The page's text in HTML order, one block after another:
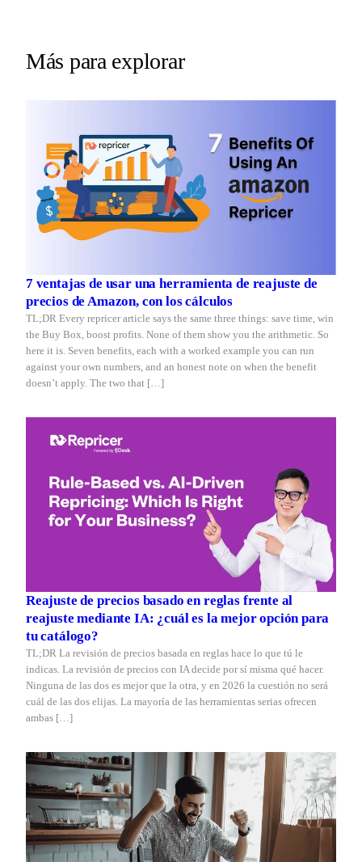
while
you
Repricer.com
seconds.
Más para explorar
7 ventajas de usar una herramienta de reajuste de
precios de Amazon, con los cálculos
TL;DR Every repricer article says the same three things: save time, win
the Buy Box, boost profits. None of them show you the arithmetic. So
here it is. Seven benefits, each with a worked example you can run
against your own numbers, and an honest note on when the benefit
doesn’t apply. The two that […]
Reajuste de precios basado en reglas frente al
reajuste mediante IA: ¿cuál es la mejor opción para
tu catálogo?
TL;DR La revisión de precios basada en reglas hace lo que tú le
indicas. La revisión de precios con IA decide por sí misma qué hacer.
Ninguna de las dos es mejor que la otra, y en 2026 la cuestión no será
cuál de las dos elijas. La mayoría de las herramientas serias ofrecen
ambas […]